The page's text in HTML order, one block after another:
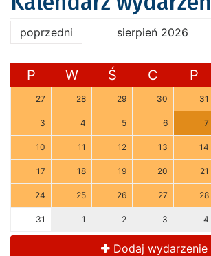
poprzedni sierpień 2026
P W Ś C P
27 28 29 30 31
3 4 5 6 7
10 11 12 13 14
17 18 19 20 21
24 25 26 27 28
31 1 2 3 4
Dodaj wydarzenie